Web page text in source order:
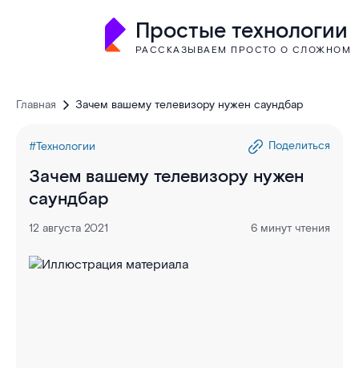
Простые технологии
РАССКАЗЫВАЕМ ПРОСТО О СЛОЖНОМ
Главная Зачем вашему телевизору нужен саундбар
#Технологии Поделиться
Зачем вашему телевизору нужен
саундбар
12 августа 2021 6 минут чтения